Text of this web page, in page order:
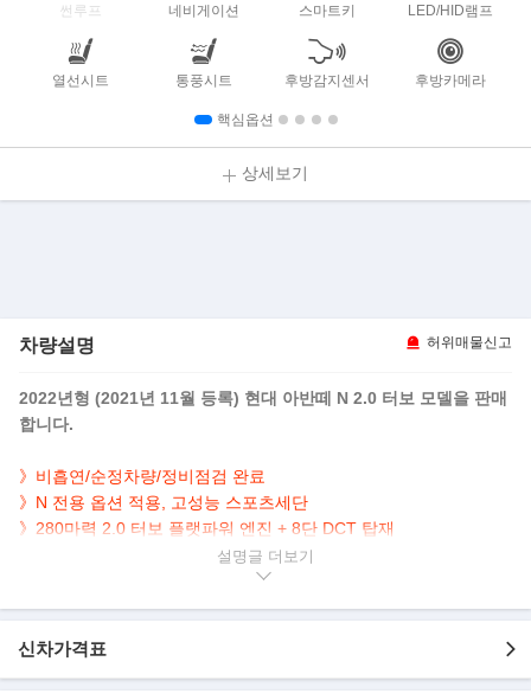
썬루프 네비게이션 스마트키 LED/HID램프
열선시트 통풍시트 후방감지센서 후방카메라
핵심옵션
상세보기
차량설명 허위매물신고
2022년형 (2021년 11월 등록) 현대 아반떼 N 2.0 터보 모델을 판매
합니다.
》비흡연/순정차량/정비점검 완료
》 N 전용 옵션 적용,
고성능 스포츠세단
》280마력 2.0 터보 플랫파워 엔진 + 8단 DCT 탑재
- 차량명 : 현대 올 뉴 아반떼(CN7) N 2.0
- 연료 : 가솔린
설명글
신차가격표